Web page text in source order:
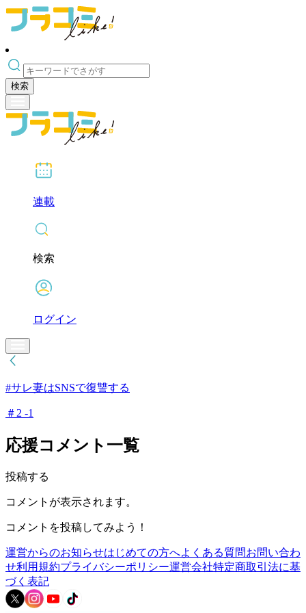
検索
連載
検索
ログイン
#サレ妻はSNSで復讐する
＃2 -1
応援コメント一覧
投稿する
コメントが表示されます。
コメントを投稿してみよう！
運営からのお知らせはじめての方へよくある質問お問い合わ
せ利用規約プライバシーポリシー運営会社特定商取引法に基
づく表記